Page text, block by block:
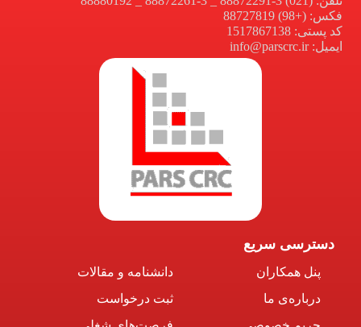
فکس: (+98) 88727819
کد پستی: 1517867138
ایمیل: info@parscrc.ir
دسترسی سریع
پنل همکاران
درباره‌ی ما
دانشنامه و مقالات
ثبت درخواست